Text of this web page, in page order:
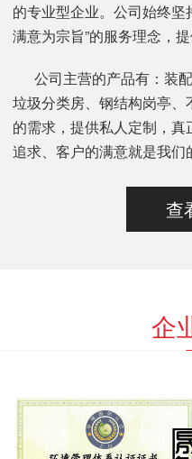
的专业型企业。公司始终坚
满意为宗旨”的服务理念，
公司主营的产品有：装
垃圾分类房、钢结构岗亭
的需求，提供私人定制，真
追求、客户的满意就是我们
查
企